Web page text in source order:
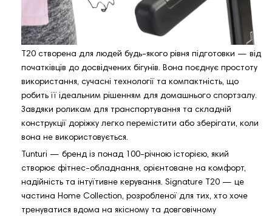
T20 створена для людей будь-якого рівня підготовки — від
початківців до досвідчених бігунів. Вона поєднує простоту
використання, сучасні технології та компактність, що
робить її ідеальним рішенням для домашнього спортзалу.
Завдяки роликам для транспортування та складній
конструкції доріжку легко перемістити або зберігати, коли
вона не використовується.
Tunturi — бренд із понад 100-річною історією, який
створює фітнес-обладнання, орієнтоване на комфорт,
надійність та інтуїтивне керування. Signature T20 — це
частина Home Collection, розробленої для тих, хто хоче
тренуватися вдома на якісному та довговічному